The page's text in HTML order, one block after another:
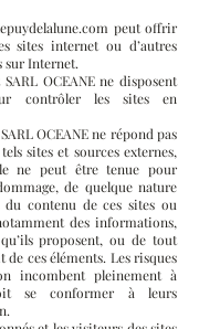
peut offrir
sites internet ou d’autres
sur Internet.
SARL OCEANE ne disposent
contrôler les sites en
OCEANE ne répond pas
sites et sources externes,
ne peut être tenue pour
de quelque nature
contenu de ces sites ou
des informations,
proposent, ou de tout
ces éléments. Les risques
incombent pleinement à
se conformer à leurs